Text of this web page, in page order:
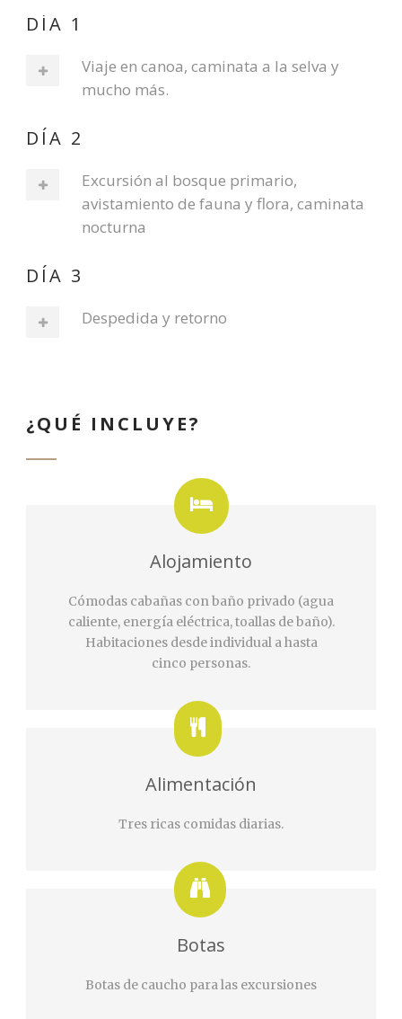
DÍA 1
Viaje en canoa, caminata a la selva y
mucho más.
DÍA 2
Excursión al bosque primario,
avistamiento de fauna y flora, caminata
nocturna
DÍA 3
Despedida y retorno
¿QUÉ INCLUYE?
Alojamiento
Cómodas cabañas con baño privado (agua
caliente, energía eléctrica, toallas de baño).
Habitaciones desde individual a hasta
cinco personas.
Alimentación
Tres ricas comidas diarias.
Botas
Botas de caucho para las excursiones